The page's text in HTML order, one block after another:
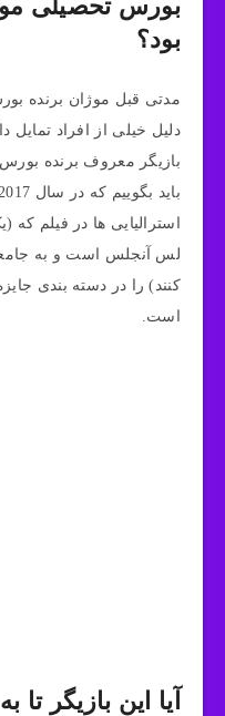
بورس تحصیلی
بود؟
مدتی قبل موژان برنده
دلیل خیلی از افراد تمایل
بازیگر معروف برنده
استرالیایی ها در فیلم
لس آنجلس است و به
کنند) را در دسته بندی
است.
آیا این بازیگر